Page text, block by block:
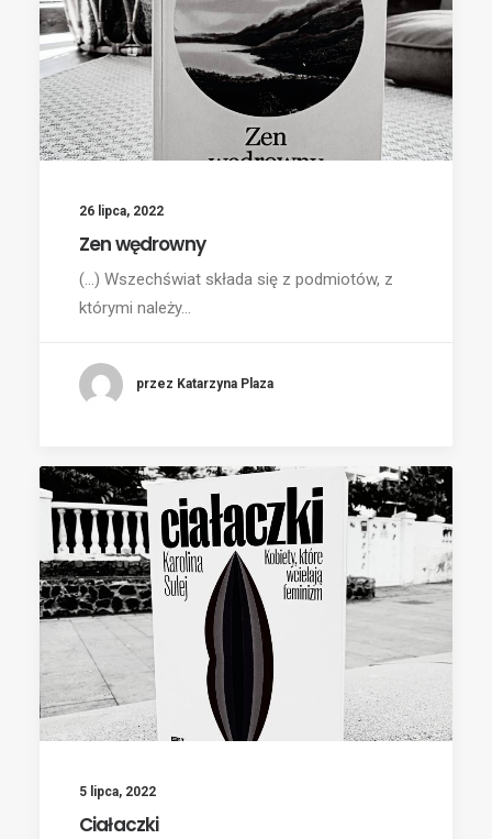
26 lipca, 2022
Zen wędrowny
(...) Wszechświat składa się z podmiotów, z
którymi należy…
przez Katarzyna Plaza
5 lipca, 2022
Ciałaczki